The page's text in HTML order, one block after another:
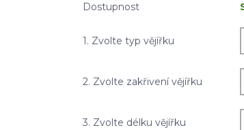
Dostupnost
1. Zvolte typ vějířku
2. Zvolte zakřivení vějířku
3. Zvolte délku vějířku